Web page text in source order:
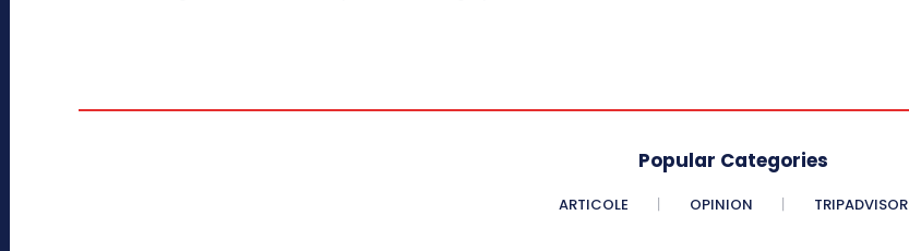
Popular Categories
ARTICOLE OPINION TRIPADVISOR